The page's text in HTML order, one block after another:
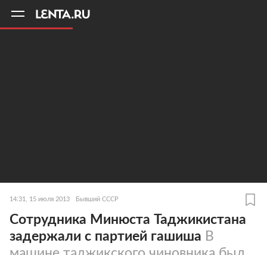
14:31, 15 июля 2013 Бывший СССР
Сотрудника Минюста Таджикистана
задержали с партией гашиша В